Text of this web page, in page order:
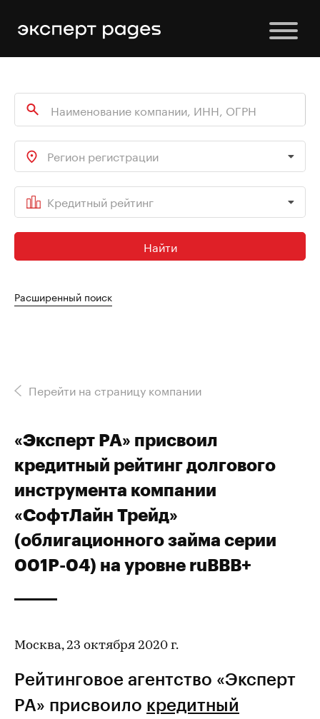
Регион регистрации
Кредитный рейтинг
Найти
Расширенный поиск
Перейти на страницу компании
«Эксперт РА» присвоил
кредитный рейтинг долгового
инструмента компании
«CофтЛайн Трейд»
(облигационного займа серии
001P-04) на уровне ruBBB+
Москва, 23 октября 2020 г.
Рейтинговое агентство «Эксперт
РА» присвоило кредитный